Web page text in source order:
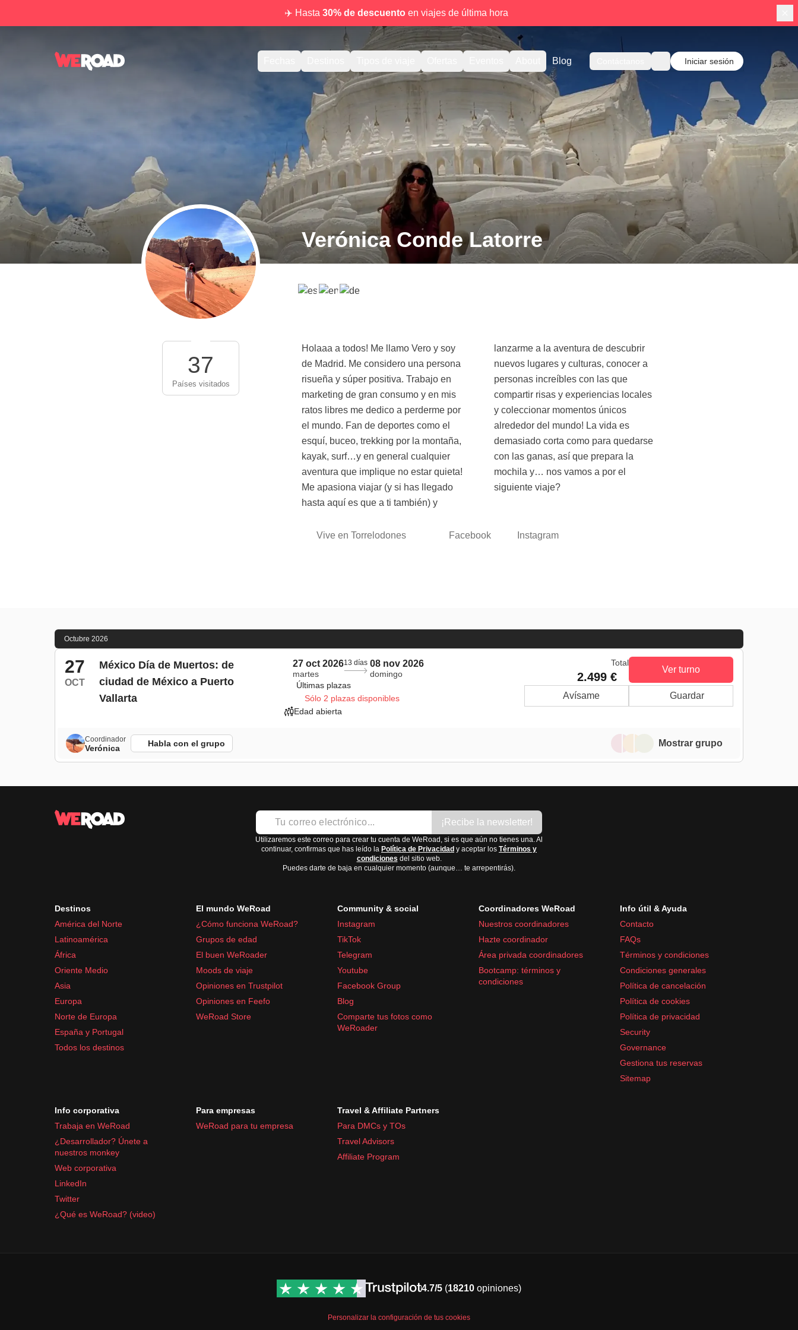
✈️ Hasta 30% de descuentoen viajes de última hora
Blog Iniciar sesión
Verónica Conde Latorre
37
Países visitados
Holaaa a todos! Me llamo Vero y soy
de Madrid. Me considero una persona
risueña y súper positiva. Trabajo en
marketing de gran consumo y en mis
ratos libres me dedico a perderme por
el mundo. Fan de deportes como el
esquí, buceo, trekking por la montaña,
kayak, surf…y en general cualquier
aventura que implique no estar quieta!
Me apasiona viajar (y si has llegado
hasta aquí es que a ti también) y
lanzarme a la aventura de descubrir
nuevos lugares y culturas, conocer a
personas increíbles con las que
compartir risas y experiencias locales
y coleccionar momentos únicos
alrededor del mundo! La vida es
demasiado corta como para quedarse
con las ganas, así que prepara la
mochila y… nos vamos a por el
siguiente viaje?
Vive en Torrelodones Facebook Instagram
Octubre 2026
27
OCT
México Día de Muertos: de
ciudad de México a Puerto
Vallarta
27 oct 2026
martes
13 días 08 nov 2026
domingo
Últimas plazas
Sólo 2 plazas disponibles
Edad abierta
Total
2.499 €
Ver turno
Avísame Guardar
Coordinador
Verónica Habla con el grupo Mostrar grupo
¡Recibe la newsletter!
Utilizaremos este correo para crear tu cuenta de WeRoad, si es que aún no tienes una. Al
continuar, confirmas que has leído la Política de Privacidad y aceptar los Términos y
condiciones del sitio web.
Puedes darte de baja en cualquier momento (aunque… te arrepentirás).
Destinos
América del Norte
Latinoamérica
África
Oriente Medio
Asia
Europa
Norte de Europa
España y Portugal
Todos los destinos
El mundo WeRoad
¿Cómo funciona WeRoad?
Grupos de edad
El buen WeRoader
Moods de viaje
Opiniones en Trustpilot
Opiniones en Feefo
WeRoad Store
Community & social
Instagram
TikTok
Telegram
Youtube
Facebook Group
Blog
Comparte tus fotos como
WeRoader
Coordinadores WeRoad
Nuestros coordinadores
Hazte coordinador
Área privada coordinadores
Bootcamp: términos y
condiciones
Info útil & Ayuda
Contacto
FAQs
Términos y condiciones
Condiciones generales
Política de cancelación
Política de cookies
Política de privacidad
Security
Governance
Gestiona tus reservas
Sitemap
Info corporativa
Trabaja en WeRoad
¿Desarrollador? Únete a
nuestros monkey
Web corporativa
LinkedIn
Twitter
¿Qué es WeRoad? (video)
Para empresas
WeRoad para tu empresa
Travel & Affiliate Partners
Para DMCs y TOs
Travel Advisors
Affiliate Program
4.7/5 (18210 opiniones)
Personalizar la configuración de tus cookies